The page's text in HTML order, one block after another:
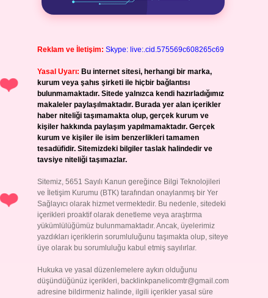
Reklam ve İletişim: Skype: live:.cid.575569c608265c69
Yasal Uyarı: Bu internet sitesi, herhangi bir marka,
kurum veya şahıs şirketi ile hiçbir bağlantısı
bulunmamaktadır. Sitede yalnızca kendi hazırladığımız
makaleler paylaşılmaktadır. Burada yer alan içerikler
haber niteliği taşımamakta olup, gerçek kurum ve
kişiler hakkında paylaşım yapılmamaktadır. Gerçek
kurum ve kişiler ile isim benzerlikleri tamamen
tesadüfidir. Sitemizdeki bilgiler taslak halindedir ve
tavsiye niteliği taşımazlar.
Sitemiz, 5651 Sayılı Kanun gereğince Bilgi Teknolojileri
ve İletişim Kurumu (BTK) tarafından onaylanmış bir Yer
Sağlayıcı olarak hizmet vermektedir. Bu nedenle, sitedeki
içerikleri proaktif olarak denetleme veya araştırma
yükümlülüğümüz bulunmamaktadır. Ancak, üyelerimiz
yazdıkları içeriklerin sorumluluğunu taşımakta olup, siteye
üye olarak bu sorumluluğu kabul etmiş sayılırlar.
Hukuka ve yasal düzenlemelere aykırı olduğunu
düşündüğünüz içerikleri, backlinkpanelicomtr@gmail.com
adresine bildirmeniz halinde, ilgili içerikler yasal süre